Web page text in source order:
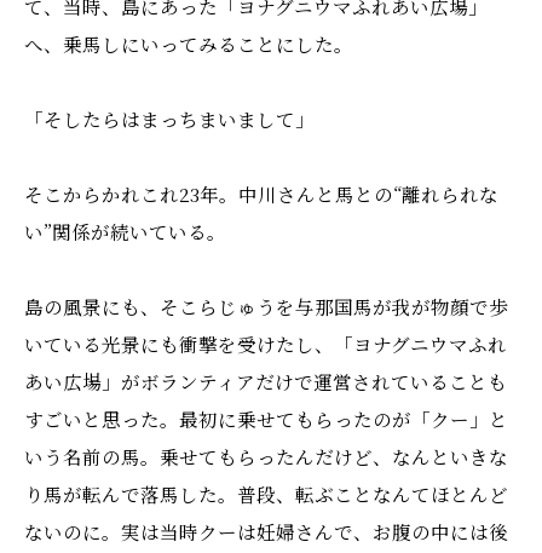
て、当時、島にあった「ヨナグニウマふれあい広場」
へ、乗馬しにいってみることにした。
「そしたらはまっちまいまして」
そこからかれこれ23年。中川さんと馬との“離れられな
い”関係が続いている。
島の風景にも、そこらじゅうを与那国馬が我が物顔で歩
いている光景にも衝撃を受けたし、「ヨナグニウマふれ
あい広場」がボランティアだけで運営されていることも
すごいと思った。最初に乗せてもらったのが「クー」と
いう名前の馬。乗せてもらったんだけど、なんといきな
り馬が転んで落馬した。普段、転ぶことなんてほとんど
ないのに。実は当時クーは妊婦さんで、お腹の中には後